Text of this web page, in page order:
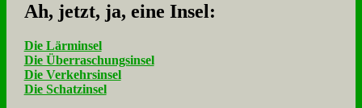
Ah, jetzt, ja, ei­ne In­sel:
Die Lärminsel
Die Überraschungsinsel
Die Verkehrsinsel
Die Schatzinsel